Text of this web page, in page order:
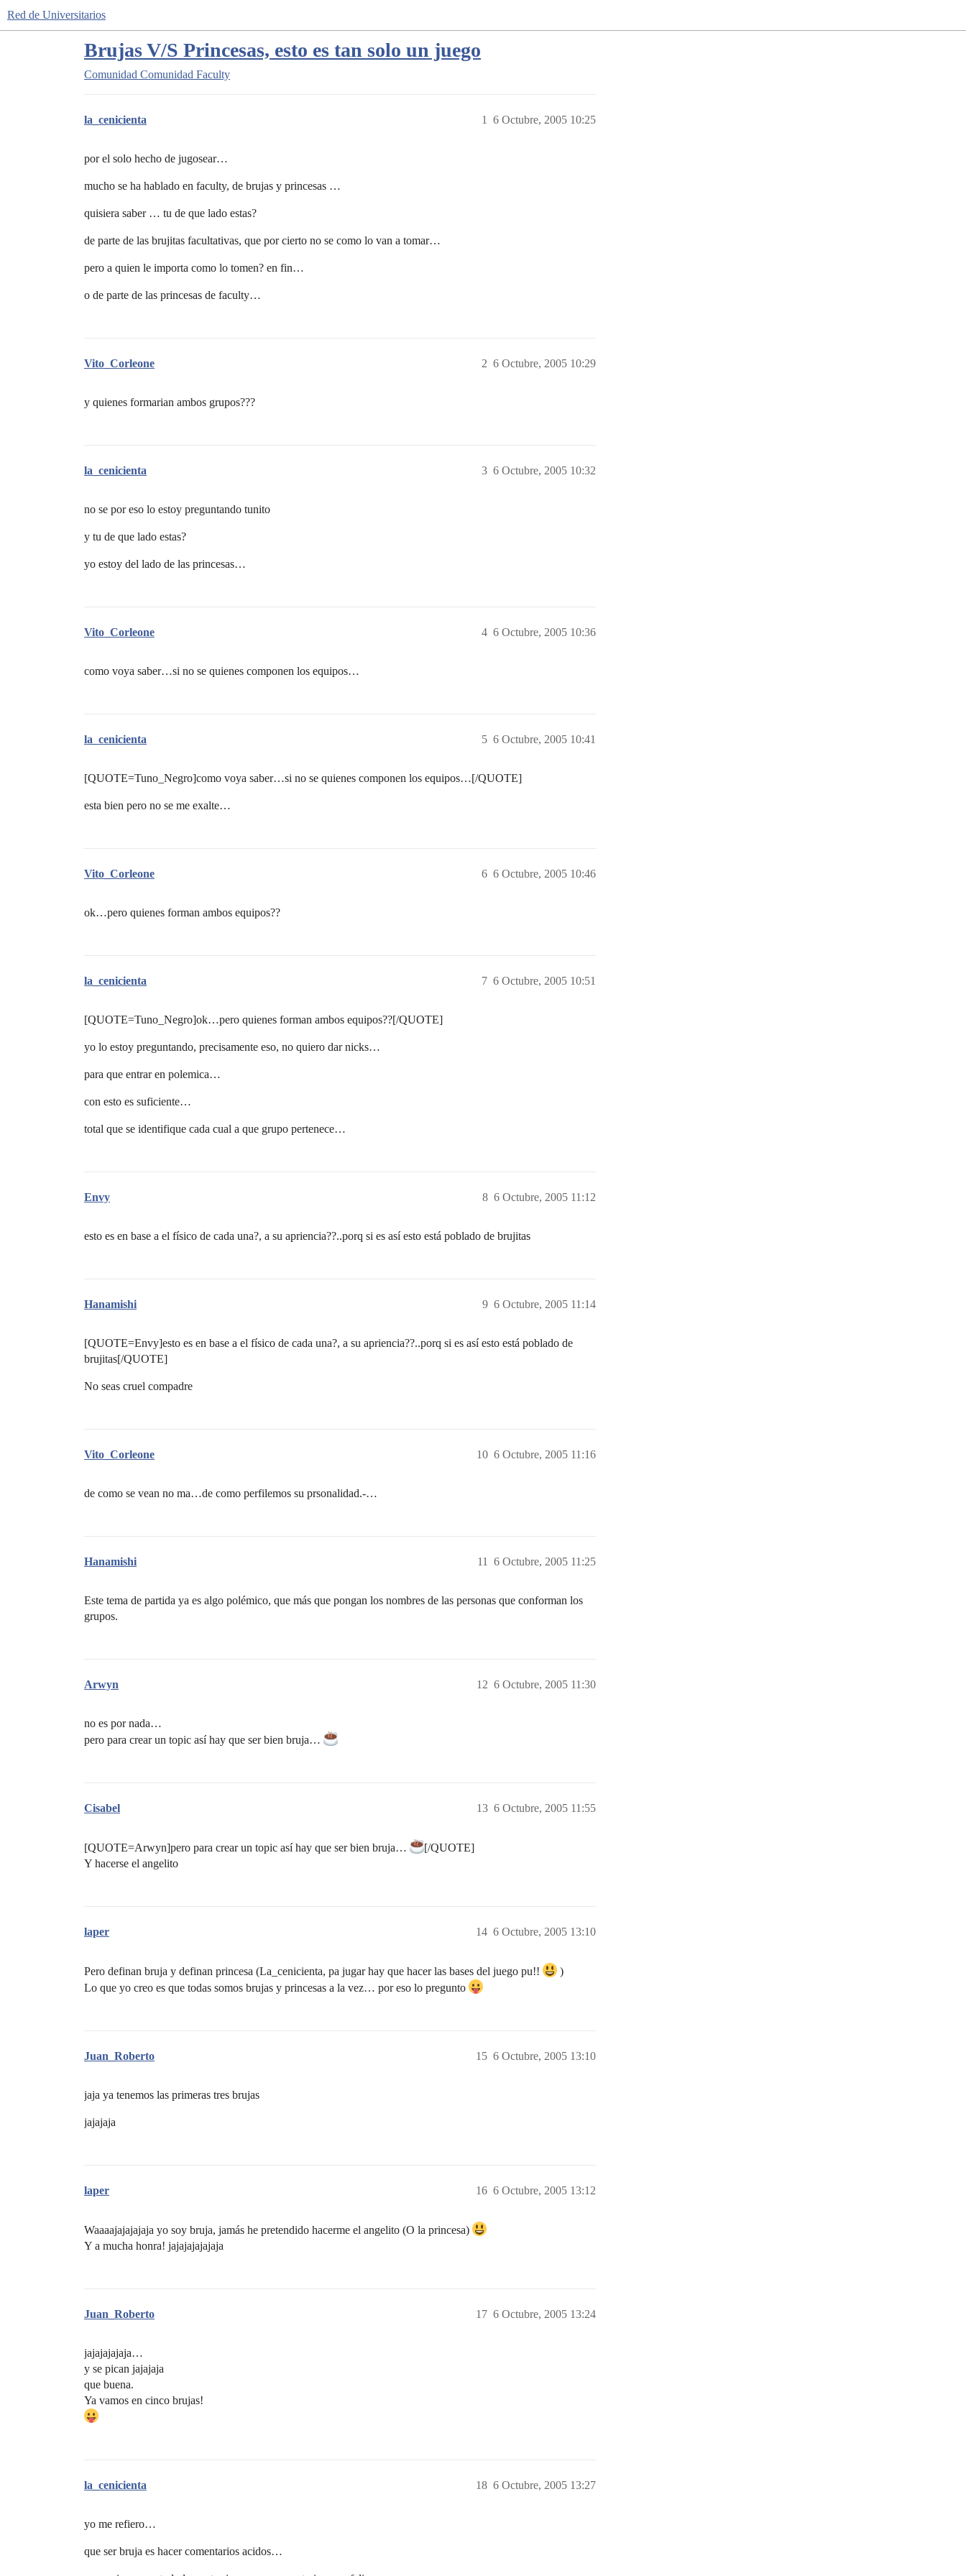
Red de Universitarios
Brujas V/S Princesas, esto es tan solo un juego
Comunidad Comunidad Faculty
la_cenicienta 6 Octubre, 2005 10:25
1
por el solo hecho de jugosear…
mucho se ha hablado en faculty, de brujas y princesas …
quisiera saber … tu de que lado estas?
de parte de las brujitas facultativas, que por cierto no se como lo van a tomar…
pero a quien le importa como lo tomen? en fin…
o de parte de las princesas de faculty…
Vito_Corleone 6 Octubre, 2005 10:29
2
y quienes formarian ambos grupos???
la_cenicienta 6 Octubre, 2005 10:32
3
no se por eso lo estoy preguntando tunito
y tu de que lado estas?
yo estoy del lado de las princesas…
Vito_Corleone 6 Octubre, 2005 10:36
4
como voya saber…si no se quienes componen los equipos…
la_cenicienta 6 Octubre, 2005 10:41
5
[QUOTE=Tuno_Negro]como voya saber…si no se quienes componen los equipos…[/QUOTE]
esta bien pero no se me exalte…
Vito_Corleone 6 Octubre, 2005 10:46
6
ok…pero quienes forman ambos equipos??
la_cenicienta 6 Octubre, 2005 10:51
7
[QUOTE=Tuno_Negro]ok…pero quienes forman ambos equipos??[/QUOTE]
yo lo estoy preguntando, precisamente eso, no quiero dar nicks…
para que entrar en polemica…
con esto es suficiente…
total que se identifique cada cual a que grupo pertenece…
Envy 6 Octubre, 2005 11:12
8
esto es en base a el físico de cada una?, a su apriencia??..porq si es así esto está poblado de brujitas
Hanamishi 6 Octubre, 2005 11:14
9
[QUOTE=Envy]esto es en base a el físico de cada una?, a su apriencia??..porq si es así esto está poblado de
brujitas[/QUOTE]
No seas cruel compadre
Vito_Corleone 6 Octubre, 2005 11:16
10
de como se vean no ma…de como perfilemos su prsonalidad.-…
Hanamishi 6 Octubre, 2005 11:25
11
Este tema de partida ya es algo polémico, que más que pongan los nombres de las personas que conforman los
grupos.
Arwyn 6 Octubre, 2005 11:30
12
no es por nada…
pero para crear un topic así hay que ser bien bruja…
Cisabel 6 Octubre, 2005 11:55
13
[QUOTE=Arwyn]pero para crear un topic así hay que ser bien bruja…
[/QUOTE]
Y hacerse el angelito
laper 6 Octubre, 2005 13:10
14
Pero definan bruja y definan princesa (La_cenicienta, pa jugar hay que hacer las bases del juego pu!!
)
Lo que yo creo es que todas somos brujas y princesas a la vez… por eso lo pregunto
Juan_Roberto 6 Octubre, 2005 13:10
15
jaja ya tenemos las primeras tres brujas
jajajaja
laper 6 Octubre, 2005 13:12
16
Waaaajajajajaja yo soy bruja, jamás he pretendido hacerme el angelito (O la princesa)
Y a mucha honra! jajajajajajaja
Juan_Roberto 6 Octubre, 2005 13:24
17
jajajajajaja…
y se pican jajajaja
que buena.
Ya vamos en cinco brujas!
la_cenicienta 6 Octubre, 2005 13:27
18
yo me refiero…
que ser bruja es hacer comentarios acidos…